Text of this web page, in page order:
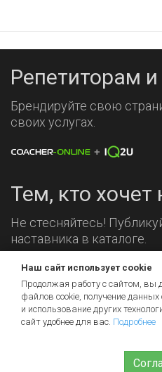
Репетиторам
Брендируйте свою
своих услугах.
Тем, кто хочет
Не стесняйтесь!
наставника в каталоге.
Мы на связи!
Наш сайт использует cookie
Продолжая работу с сайтом, вы
файлов cookie, получение данных
и использование других
сайт удобнее для вас. Подробнее